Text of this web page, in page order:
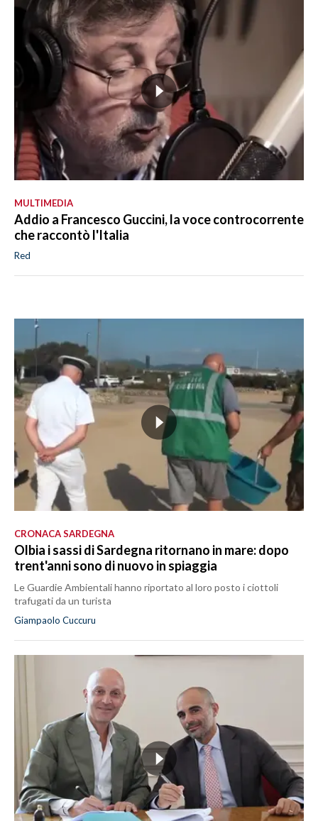
MULTIMEDIA
Addio a Francesco Guccini, la voce controcorrente
che raccontò l'Italia
Red
CRONACA SARDEGNA
Olbia i sassi di Sardegna ritornano in mare: dopo
trent'anni sono di nuovo in spiaggia
Le Guardie Ambientali hanno riportato al loro posto i ciottoli
trafugati da un turista
Giampaolo Cuccuru